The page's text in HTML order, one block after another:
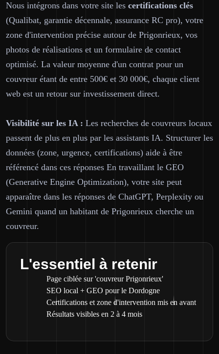
Nous intégrons dans votre site les certifications clés
(Qualibat, garantie décennale, assurance RC pro), votre
zone d'intervention précise autour de Prigonrieux, vos
photos de réalisations et un formulaire de contact
optimisé. La valeur moyenne d'un contrat pour un
couvreur étant de entre 500€ et 30 000€, chaque client
web est un retour sur investissement direct.
Visibilité sur les IA : Les recherches de couvreurs locaux
passent de plus en plus par les assistants IA. Structurer les
données (zone, urgence, certifications) aide à être
référencé dans ces réponses En travaillant le GEO
(Generative Engine Optimization), votre site peut
apparaître dans les réponses de ChatGPT, Perplexity ou
Gemini quand un habitant de Prigonrieux cherche un
couvreur.
L'essentiel à retenir
Page ciblée sur 'couvreur Prigonrieux'
SEO local + GEO pour le Dordogne
Certifications et zone d'intervention mis en avant
Résultats visibles en 2 à 4 mois